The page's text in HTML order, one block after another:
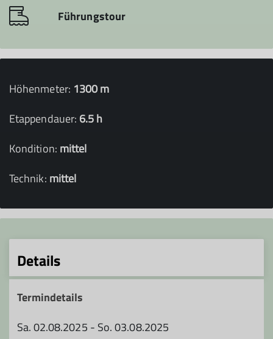
Führungstour
Höhenmeter: 1300 m
Etappendauer: 6.5 h
Kondition: mittel
Technik: mittel
Details
Termindetails
Sa. 02.08.2025 - So. 03.08.2025